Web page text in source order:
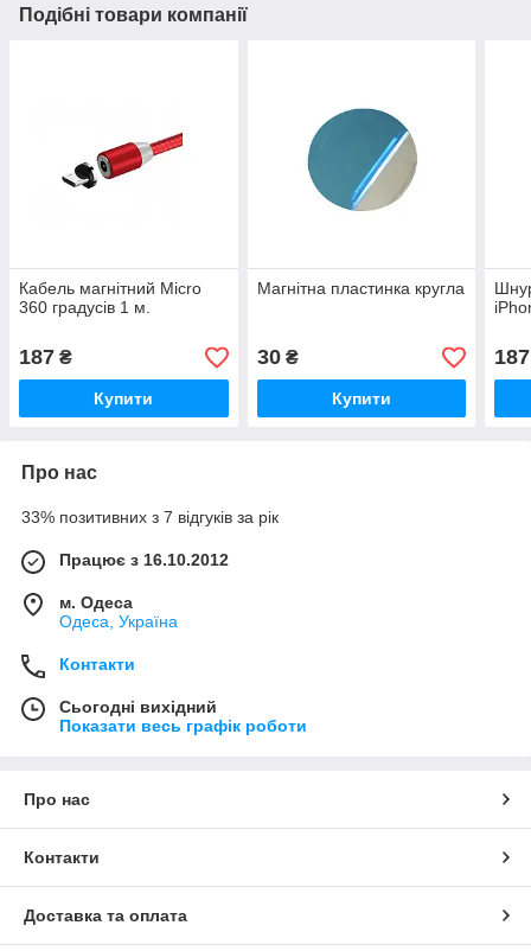
Подібні товари компанії
Кабель магнітний Micro
360 градусів 1 м.
187 ₴
Купити
Магнітна пластинка кругла
30₴
Купити
187
Про нас
33% позитивних з 7 відгуків за рік
Працює з 16.10.2012
м. Одеса
Одеса, Україна
Контакти
Сьогодні вихідний
Показати весь графік роботи
Про нас
Контакти
Доставка та оплата